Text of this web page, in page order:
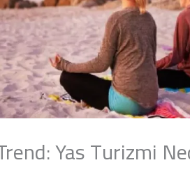
Yas Turizmi